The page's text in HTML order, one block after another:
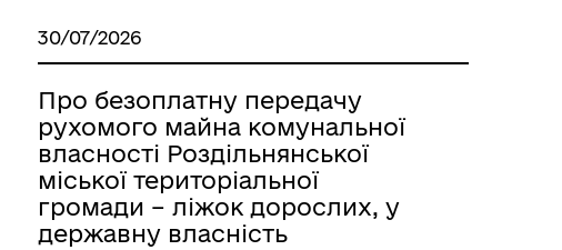
30/07/2026
Про безоплатну передачу
рухомого майна комунальної
власності Роздільнянської
міської територіальної
громади – ліжок дорослих, у
державну власність